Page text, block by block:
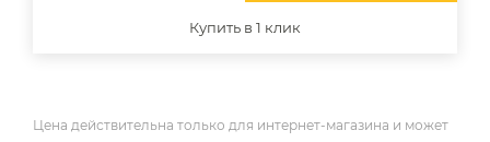
Купить в 1 клик
Цена действительна только для интернет-магазина и может